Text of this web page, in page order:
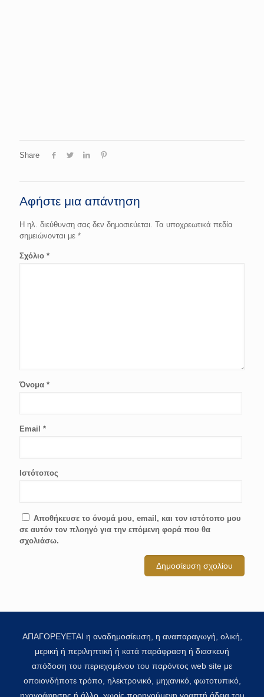
Share
Αφήστε μια απάντηση
Η ηλ. διεύθυνση σας δεν δημοσιεύεται. Τα υποχρεωτικά πεδία
σημειώνονται με *
Σχόλιο *
Όνομα *
Email *
Ιστότοπος
Αποθήκευσε το όνομά μου, email, και τον ιστότοπο μου
σε αυτόν τον πλοηγό για την επόμενη φορά που θα
σχολιάσω.
ΑΠΑΓΟΡΕΥΕΤΑΙ η αναδημοσίευση, η αναπαραγωγή, ολική,
μερική ή περιληπτική ή κατά παράφραση ή διασκευή
απόδοση του περιεχομένου του παρόντος web site με
οποιονδήποτε τρόπο, ηλεκτρονικό, μηχανικό, φωτοτυπικό,